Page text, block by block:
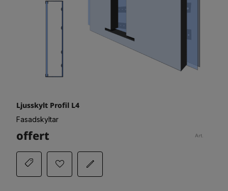
Ljusskylt Profil L4
Fasadskyltar
offert Art.